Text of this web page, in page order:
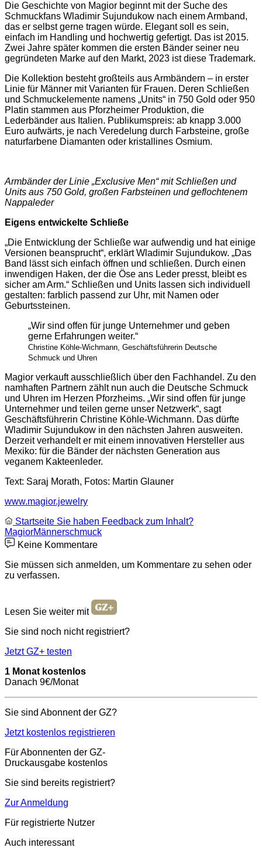
Die Geschichte von Magior beginnt mit der Suche des
Schmuckfans Wladimir Sujundukow nach einem Armband,
das er selbst gerne tragen würde. Elegant soll es sein,
einfach im Handling und hochwertig gefertigt. Das ist 2015.
Zwei Jahre später kommen die ersten Bänder seiner neu
gegründeten Marke auf den Markt, 2023 ist diese Trademark.
Die Kollektion besteht großteils aus Armbändern – in erster
Linie für Männer mit Varianten für Frauen. Deren Schließen
und Schmuckelemente namens „Units“ in 750 Gold oder 950
Platin stammen aus Pforzheimer Produktion, die
Lederbänder aus Italien. Publikumspreis: ab knapp 3.000
Euro aufwärts, je nach Veredelung durch Farbsteine, große
naturfarbene Diamanten oder kristallines Osmium.
Armbänder der Linie „Exclusive Men“ mit Schließen und
Units aus 750 Gold, großen Farbsteinen und geflochtenem
Nappaleder
Eigens entwickelte Schließe
„Die Entwicklung der Schließe war aufwendig und hat einige
Versionen beansprucht“, erklärt Wladimir Sujundukow. „Das
Band lässt sich einfach öffnen und schließen. Durch einen
inwendigen Haken, der die Öse ans Leder presst, bleibt es
sicher am Arm.“ Schließen und Units lassen sich individuell
gestalten: farblich passend zur Uhr, mit Namen oder
Geburtssteinen.
„Wir sind offen für junge Unternehmer und geben
gerne Erfahrungen weiter.“
Christine Köhle-Wichmann, Geschäftsführerin Deutsche
Schmuck und Uhren
Magior verkauft ausschließlich über den Fachhandel. Zu den
namhaften Partnern zählt nun auch die Deutsche Schmuck
und Uhren im Herzen Pforzheims. „Wir sind offen für junge
Unternehmer und teilen gerne unser Netzwerk“, sagt
Geschäftsführerin Christine Köhle-Wichmann. Das dürfte
Wladimir Sujundukow in den nächsten Jahren ausweiten.
Derzeit verhandelt er mit einem innovativen Hersteller aus
Mexiko: für die Bänder der nächsten Generation aus
veganem Kakteenleder.
Text: Saraj Morath, Fotos: Martin Glauner
www.magior.jewelry
Startseite Sie haben Feedback zum Inhalt?
MagiorMännerschmuck
Keine Kommentare
Sie müssen sich anmelden, um Kommentare zu sehen oder
zu verfassen.
Lesen Sie weiter mit
Sie sind noch nicht registriert?
Jetzt GZ+ testen
1 Monat kostenlos
Danach 9€/Monat
Sie sind Abonnent der GZ?
Jetzt kostenlos registrieren
Für Abonnenten der GZ-
Druckausgabe kostenlos
Sie sind bereits registriert?
Zur Anmeldung
Für registrierte Nutzer
Auch interessant